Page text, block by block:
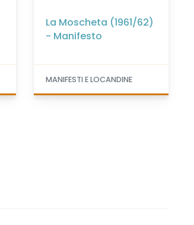
La Moscheta (1961/62)
- Manifesto
MANIFESTI E LOCANDINE